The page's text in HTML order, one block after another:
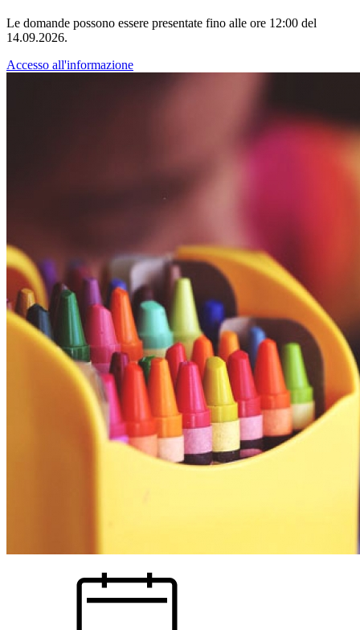
Le domande possono essere presentate fino alle ore 12:00 del
14.09.2026.
Accesso all'informazione